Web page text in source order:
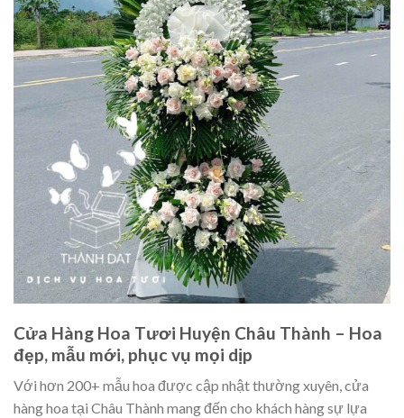
Cửa Hàng Hoa Tươi Huyện Châu Thành – Hoa
đẹp, mẫu mới, phục vụ mọi dịp
Với hơn 200+ mẫu hoa được cập nhật thường xuyên, cửa
hàng hoa tại Châu Thành mang đến cho khách hàng sự lựa